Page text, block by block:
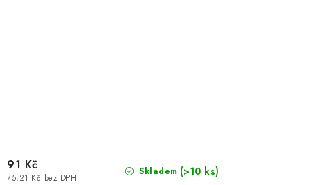
Skladem (>10 ks)
75,21 Kč bez DPH
91 Kč